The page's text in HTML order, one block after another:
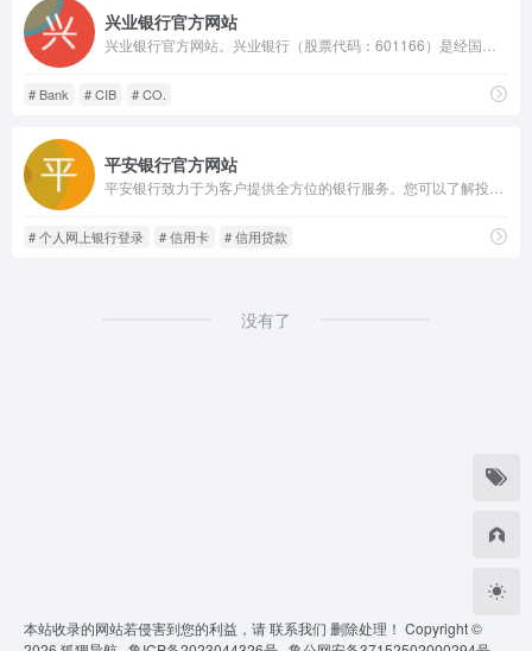
兴业银行官方网站
# Bank # CIB # CO.
平安银行官方网站
# 个人网上银行登录 # 信用卡 # 信用贷款
没有了
本站收录的网站若侵害到您的利益，请联系我们 删除处理！ Copyright ©